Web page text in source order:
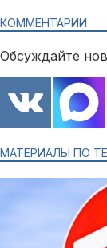
КОММЕНТАРИИ
Обсуждайте
МАТЕРИАЛЫ ПО